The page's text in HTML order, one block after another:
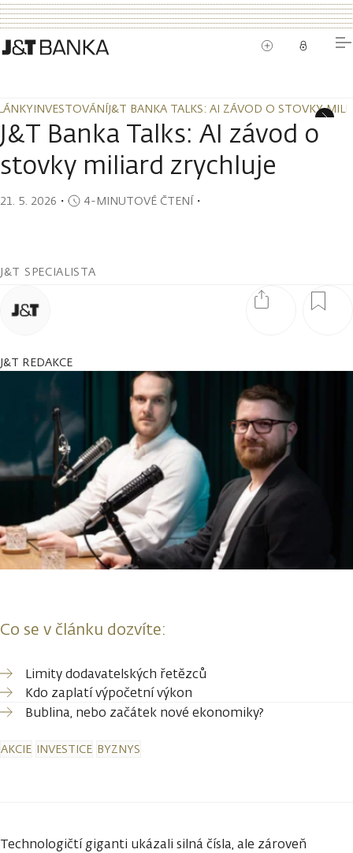
INVESTOVÁNÍJ&T BANKA TALKS: AI ZÁVOD O STOVKY
INVESTOVÁNÍJ&T BANKA TALKS: AI ZÁVOD O STOVKY
J&T Banka Talks: AI závod o
stovky miliard zrychluje
21. 5. 2026 ・ 4-MINUTOVÉ ČTENÍ・
J&T SPECIALISTA
J&T REDAKCE
Co se v článku dozvíte:
Limity dodavatelských řetězců
Kdo zaplatí výpočetní výkon
Bublina, nebo začátek nové ekonomiky?
AKCIE INVESTICE BYZNYS
Technologičtí giganti ukázali silná čísla, ale zároveň